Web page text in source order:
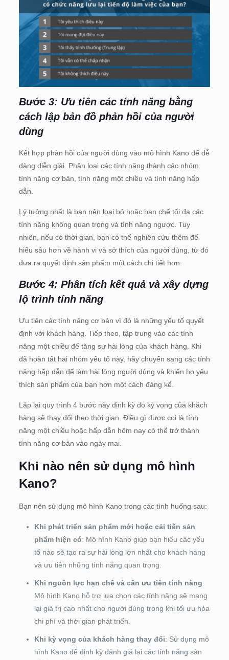
Bước 3: Ưu tiên các tính năng bằng
cách lập bản đồ phản hồi của người
dùng
Kết hợp phản hồi của người dùng vào mô hình Kano để dễ
dàng diễn giải. Phân loại các tính năng thành các nhóm
tính năng cơ bản, tính năng một chiều và tính năng hấp
dẫn.
Lý tưởng nhất là bạn nên loại bỏ hoặc hạn chế tối đa các
tính năng không quan trọng và tính năng ngược. Tuy
nhiên, nếu có thời gian, bạn có thể nghiên cứu thêm để
hiểu sâu hơn về hành vi và sở thích của người dùng, từ đó
đưa ra quyết định sản phẩm một cách chi tiết hơn.
Bước 4: Phân tích kết quả và xây dựng
lộ trình tính năng
Ưu tiên các tính năng cơ bản vì đó là những yếu tố quyết
định với khách hàng. Tiếp theo, tập trung vào các tính
năng một chiều để tăng sự hài lòng của khách hàng. Khi
đã hoàn tất hai nhóm yếu tố này, hãy chuyển sang các tính
năng hấp dẫn để làm hài lòng người dùng và khiến họ yêu
thích sản phẩm của bạn hơn một cách đáng kể.
Lặp lại quy trình 4 bước này định kỳ do kỳ vọng của khách
hàng sẽ thay đổi theo thời gian. Điều gì được coi là tính
năng một chiều hoặc hấp dẫn hôm nay có thể trở thành
tính năng cơ bản vào ngày mai.
Khi nào nên sử dụng mô hình
Kano?
Bạn nên sử dụng mô hình Kano trong các tình huống sau:
Khi phát triển sản phẩm mới hoặc cải tiến sản
phẩm hiện có: Mô hình Kano giúp bạn hiểu các yếu
tố nào sẽ tạo ra sự hài lòng lớn nhất cho khách hàng
và ưu tiên những tính năng quan trọng.
Khi nguồn lực hạn chế và cần ưu tiên tính năng:
Mô hình Kano hỗ trợ lựa chọn các tính năng sẽ mang
lại giá trị cao nhất cho người dùng trong khi tối ưu hóa
chi phí và thời gian phát triển.
Khi kỳ vọng của khách hàng thay đổi: Sử dụng mô
hình Kano để định kỳ đánh giá lại các tính năng sản